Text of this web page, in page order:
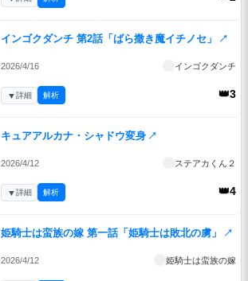
インゴクダンチ 第2話「ばら撒き魔イチノセ」 ↗
2026/4/16 インゴクダンチ
👑3
▼詳細 解析
キュアアルカナ・シャドウ変身 ↗
2026/4/12 ステアカくん２
👑4
▼詳細 解析
姫騎士は蛮族の嫁 第一話「姫騎士は敗北の虜」 ↗
2026/4/12 姫騎士は蛮族の嫁